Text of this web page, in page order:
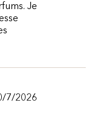
Je
7/2026